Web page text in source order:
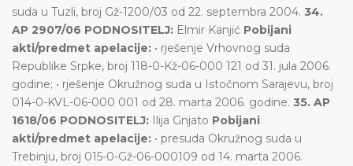
suda u Tuzli, broj Gž-1200/03 od 22. septembra 2004. 34.
AP 2907/06 PODNOSITELJ: Elmir Kanjić Pobijani
akti/predmet apelacije: • rješenje Vrhovnog suda
Republike Srpke, broj 118-0-Kž-06-000 121 od 31. jula 2006.
godine; • rješenje Okružnog suda u Istočnom Sarajevu, broj
014-0-KVL-06-000 001 od 28. marta 2006. godine. 35. AP
1618/06 PODNOSITELJ: Ilija Gnjato Pobijani
akti/predmet apelacije: • presuda Okružnog suda u
Trebinju, broj 015-0-Gž-06-000109 od 14. marta 2006.